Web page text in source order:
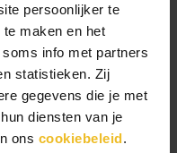
persoonlijker te
maken en het
info met partners
statistieken. Zij
gegevens die je met
diensten van je
ons cookiebeleid